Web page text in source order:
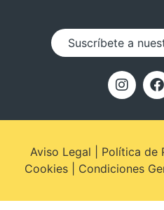
Suscríbete a
Aviso Legal Política de
Cookies| Condiciones